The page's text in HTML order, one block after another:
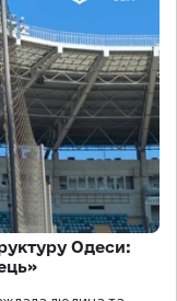
Одеси: